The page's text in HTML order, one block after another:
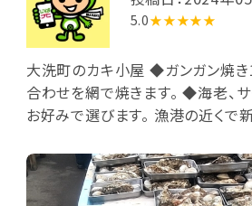
5.0★★★★★
大洗町のカキ小屋 ◆ガンガン焼
合わせを網で焼きます。 ◆海老、サ
お好みで選びます。 漁港の近くで